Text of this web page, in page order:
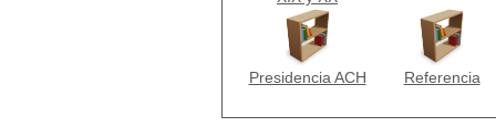
Presidencia ACH Referencia